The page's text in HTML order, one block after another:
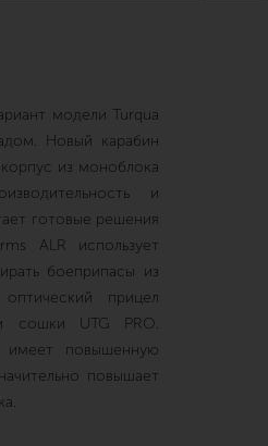
модели Turqua
Новый карабин
из моноблока
и
готовые решения
ALR использует
боеприпасы из
прицел
сошки UTG PRO.
имеет повышенную
повышает